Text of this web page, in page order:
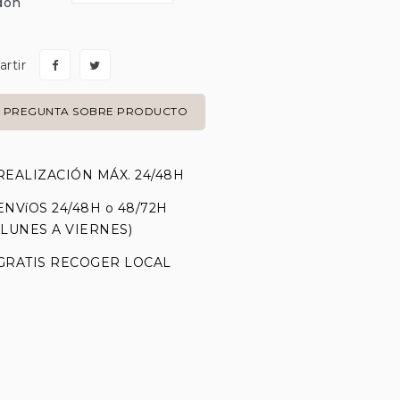
PREGUNTA SOBRE PRODUCTO
MÁX. 24/48H
24/48H o 48/72H
A VIERNES)
RECOGER LOCAL